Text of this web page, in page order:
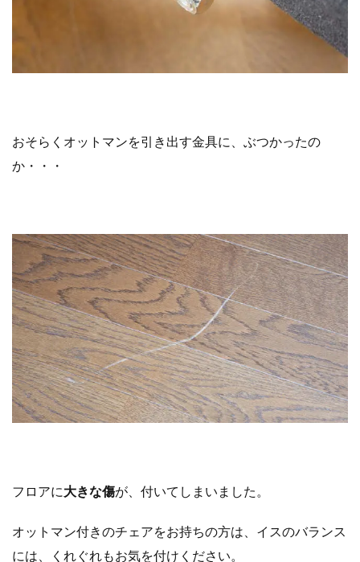
おそらくオットマンを引き出す金具に、ぶつかったの
か・・・
フロアに大きな傷が、付いてしまいました。
オットマン付きのチェアをお持ちの方は、イスのバランス
には、くれぐれもお気を付けください。